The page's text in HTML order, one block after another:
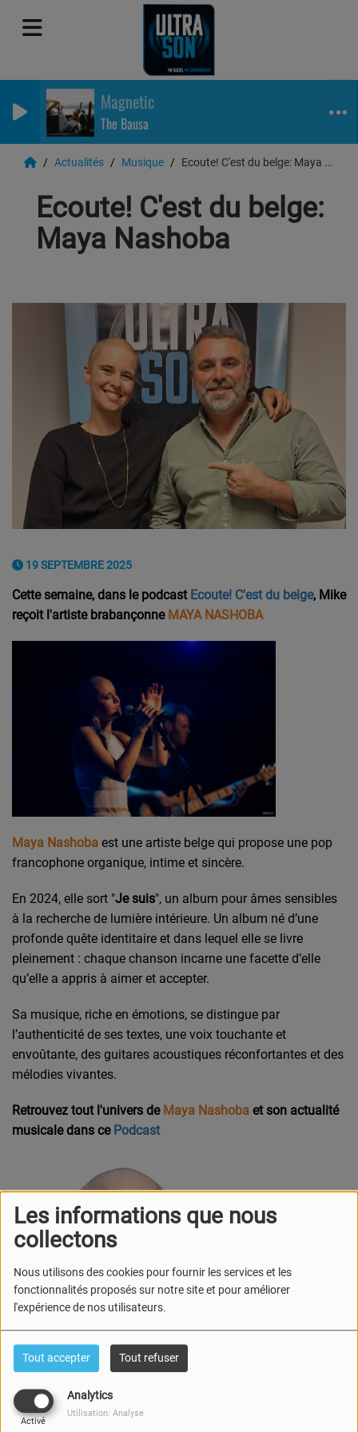
Les informations que nous
collectons
Nous utilisons des cookies pour fournir les services et les
fonctionnalités proposés sur notre site et pour améliorer
l'expérience de nos utilisateurs.
Tout accepter Tout refuser
Analytics
Activé
Utilisation: Analyse
Magnetic
The Bausa
Actualités Musique Ecoute! C'est du belge: Maya Nashoba
Ecoute! C'est du belge:
Maya Nashoba
19 SEPTEMBRE 2025
Cette semaine, dans le podcast Ecoute! C'est du belge, Mike
reçoit l'artiste brabançonne MAYA NASHOBA
Maya Nashoba est une artiste belge qui propose une pop
francophone organique, intime et sincère.
En 2024, elle sort "Je suis", un album pour âmes sensibles
à la recherche de lumière intérieure. Un album né d’une
profonde quête identitaire et dans lequel elle se livre
pleinement : chaque chanson incarne une facette d’elle
qu’elle a appris à aimer et accepter.
Sa musique, riche en émotions, se distingue par
l’authenticité de ses textes, une voix touchante et
envoûtante, des guitares acoustiques réconfortantes et des
mélodies vivantes.
Retrouvez tout l'univers de Maya Nashoba et son actualité
musicale dans ce Podcast